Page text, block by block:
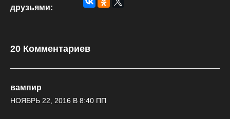
друзьями:
20 Комментариев
вампир
НОЯБРЬ 22, 2016 В 8:40 ПП